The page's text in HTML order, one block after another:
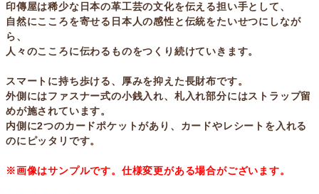
印傳屋は稀少な日本の革工芸の文化を伝える担い手として、
自然にこころを寄せる日本人の感性と伝統をたいせつにしなが
ら、
人々のこころに伝わるものをつくり続けていきます。
スマートに持ち歩ける、厚みを抑えた長財布です。
外側にはファスナー式の小銭入れ、札入れ部分にはストラップ留
めが施されています。
内側に2つのカードポケットがあり、カードやレシートを入れる
のにピッタリです。
※画像はサンプルです。仕様変更がある場合がございます。